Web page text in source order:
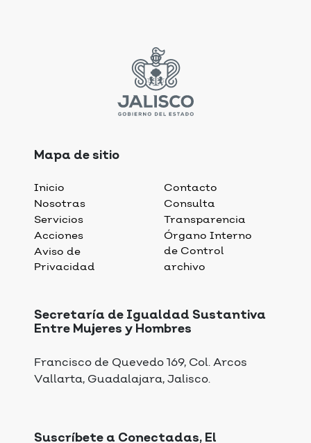
Mapa de sitio
Inicio
Nosotras
Servicios
Acciones
Aviso de
Privacidad
Contacto
Consulta
Transparencia
Órgano Interno
de Control
archivo
Secretaría de Igualdad Sustantiva
Entre Mujeres y Hombres
Francisco de Quevedo 169, Col. Arcos
Vallarta, Guadalajara, Jalisco.
Suscríbete a Conectadas, El